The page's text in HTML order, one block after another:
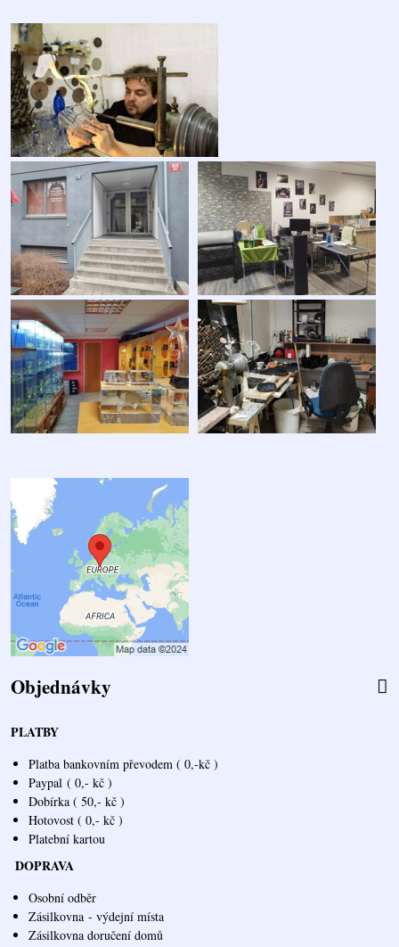
Objednávky
PLATBY
Platba bankovním převodem ( 0,-kč )
Paypal ( 0,- kč )
Dobírka ( 50,- kč )
Hotovost ( 0,- kč )
Platební kartou
DOPRAVA
Osobní odběr
Zásilkovna - výdejní místa
Zásilkovna doručení domů